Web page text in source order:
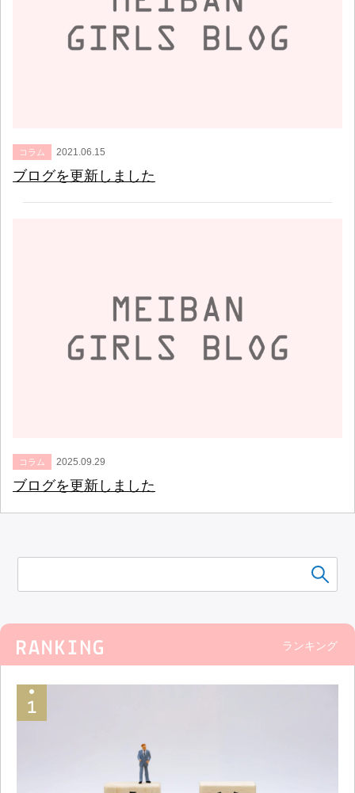
ランキング
コラム 2021.06.15
ブログを更新しました
コラム 2025.09.29
ブログを更新しました